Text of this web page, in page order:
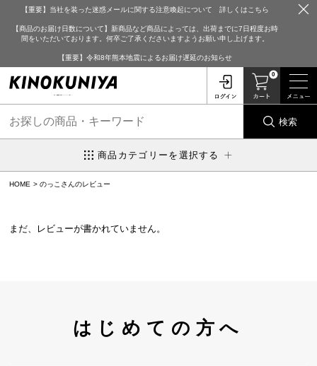
【重要】当社を装った迷惑メールに関する注意喚起について 詳しくはこちら
【商品のお届け日数について】新商品など商品によっては、出荷までに7日程度お時
間をいただいております。何卒ご了承くださいますようお願い申し上げます。
【重要】令和8年熊本地震によるお届け遅延のお知らせ
0
検索
商品カテゴリーを選択する
HOME のっこさんのレビュー
まだ、レビューが書かれていません。
はじめての方へ